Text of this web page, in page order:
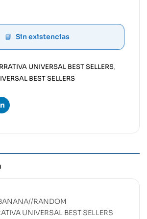
Sin existencias
UNIVERSAL BEST SELLERS,
BEST SELLERS
Linkedin
RANDOM
UNIVERSAL BEST SELLERS